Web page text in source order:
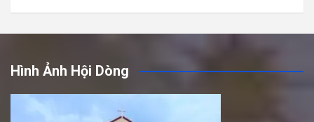
Hình Ảnh Hội Dòng